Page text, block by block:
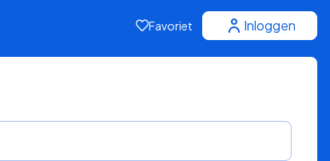
Favoriet Inloggen